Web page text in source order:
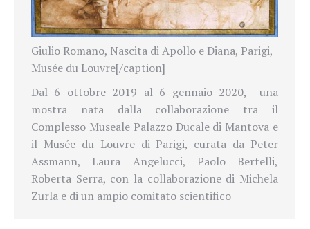
Giulio Romano, Nascita di Apollo e Diana, Parigi,
Musée du Louvre[/caption]
Dal 6 ottobre 2019 al 6 gennaio 2020, una
mostra nata dalla collaborazione tra il
Complesso Museale Palazzo Ducale di Mantova e
il Musée du Louvre di Parigi, curata da Peter
Assmann, Laura Angelucci, Paolo Bertelli,
Roberta Serra, con la collaborazione di Michela
Zurla e di un ampio comitato scientifico